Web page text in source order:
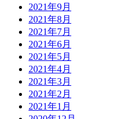
2021年9月
2021年8月
2021年7月
2021年6月
2021年5月
2021年4月
2021年3月
2021年2月
2021年1月